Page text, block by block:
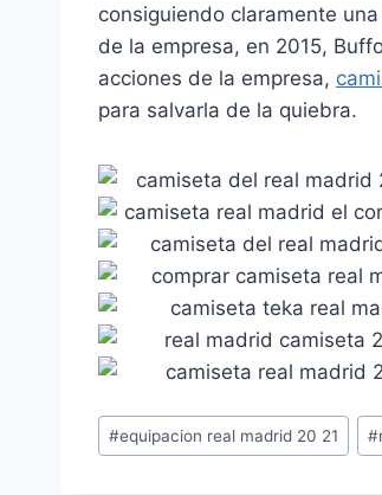
consiguiendo claramente
de la empresa, en 2015,
acciones de la empresa,
para salvarla de la quiebra.
Etiquetas
de
#equipacion real madrid 20 21 #